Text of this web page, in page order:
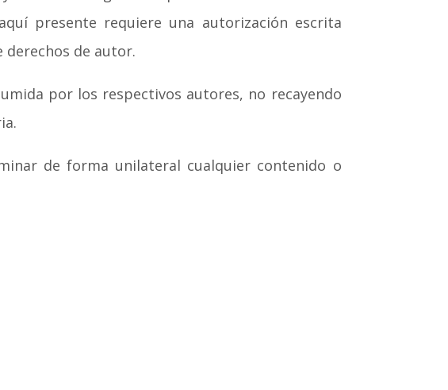
presente requiere una autorización escrita
derechos de autor.
por los respectivos autores, no recayendo
de forma unilateral cualquier contenido o